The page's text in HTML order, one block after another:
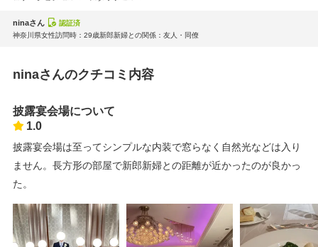
ninaさん
認証済
神奈川県女性訪問時：29歳新郎新婦との関係：友人・同僚
ninaさんのクチコミ内容
披露宴会場について
1.0
披露宴会場は至ってシンプルな内装で窓らなく自然光などは入り
ません。長方形の部屋で新郎新婦との距離が近かったのが良かっ
た。